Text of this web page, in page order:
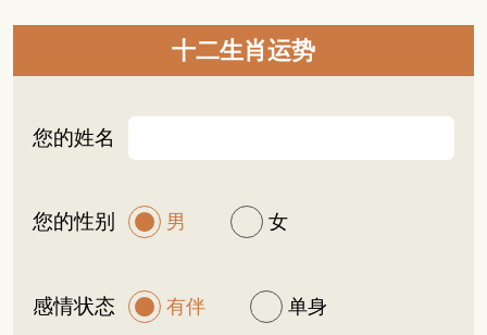
十二生肖运势
您的姓名
您的性别 男 女
感情状态 有伴 单身